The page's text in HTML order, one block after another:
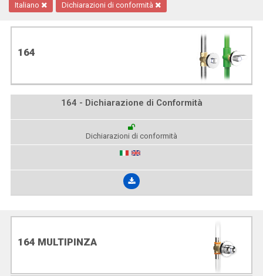
Italiano Dichiarazioni di conformità
164
164 - Dichiarazione di Conformità
Dichiarazioni di conformità
164 MULTIPINZA